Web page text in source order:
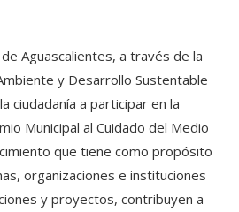
Aguascalientes, a través de la
y Desarrollo Sustentable
ciudadanía a participar en la
Municipal al Cuidado del Medio
que tiene como propósito
organizaciones e instituciones
y proyectos, contribuyen a